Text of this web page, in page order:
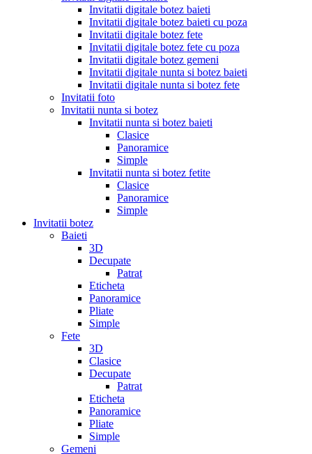
Invitatii digitale botez baieti
Invitatii digitale botez baieti cu poza
Invitatii digitale botez fete
Invitatii digitale botez fete cu poza
Invitatii digitale botez gemeni
Invitatii digitale nunta si botez baieti
Invitatii digitale nunta si botez fete
Invitatii foto
Invitatii nunta si botez
Invitatii nunta si botez baieti
Clasice
Panoramice
Simple
Invitatii nunta si botez fetite
Clasice
Panoramice
Simple
Invitatii botez
Baieti
3D
Decupate
Patrat
Eticheta
Panoramice
Pliate
Simple
Fete
3D
Clasice
Decupate
Patrat
Eticheta
Panoramice
Pliate
Simple
Gemeni